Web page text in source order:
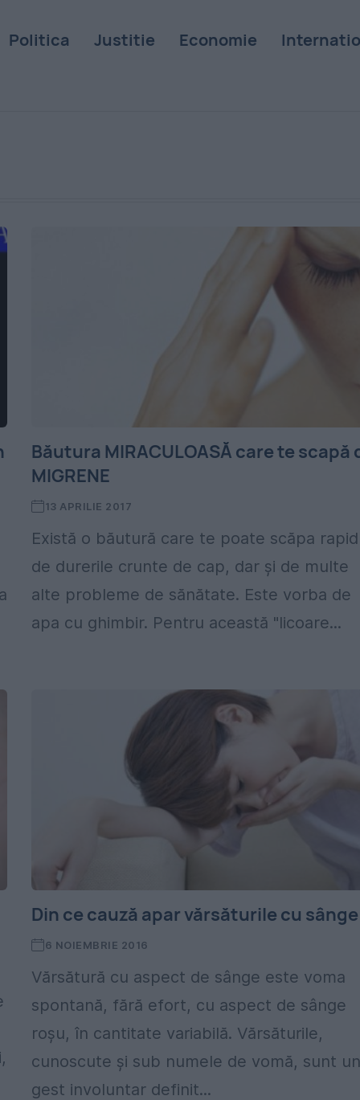
Politica Justitie Economie
Băutura MIRACULOASĂ care te scapă
MIGRENE
13 APRILIE 2017
Există o băutură care te poate scăpa rapid
de durerile crunte de cap, dar și de multe
alte probleme de sănătate. Este vorba de
apa cu ghimbir. Pentru această "licoare...
Din ce cauză apar vărsăturile cu sânge
6 NOIEMBRIE 2016
Vărsătură cu aspect de sânge este voma
spontană, fără efort, cu aspect de sânge
roşu, în cantitate variabilă. Vărsăturile,
cunoscute și sub numele de vomă, sunt
gest involuntar definit...